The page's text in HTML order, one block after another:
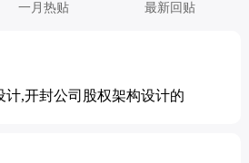
一月热贴 最新回贴
计,开封公司股权架构设计的